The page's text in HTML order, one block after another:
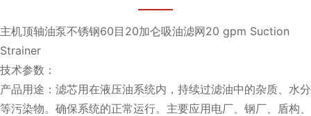
主机顶轴油泵不锈钢60目20加仑吸油滤网20 gpm Suction
Strainer
技术参数：
产品用途：滤芯用在液压油系统内，持续过滤油中的杂质、水分
等污染物。确保系统的正常运行。主要应用电厂、钢厂、盾构、